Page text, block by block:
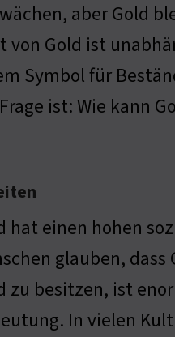
aber Gold
von Gold ist
Symbol für
ist: Wie kann
hat einen hohen
glauben,
zu besitzen, ist
In vielen